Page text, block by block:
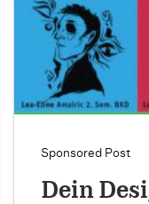
Sponsored Post
Dein